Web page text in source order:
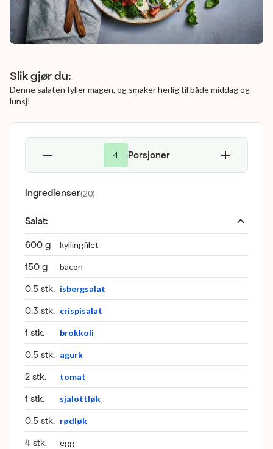
Slik gjør du:
Denne salaten fyller magen, og smaker herlig til både middag og
lunsj!
4 Porsjoner
Ingredienser(20)
Salat:
600 g kyllingfilet
150 g bacon
0.5 stk. isbergsalat
0.3 stk. crispisalat
1 stk. brokkoli
0.5 stk. agurk
2 stk. tomat
1 stk. sjalottløk
0.5 stk. rødløk
4 stk. egg